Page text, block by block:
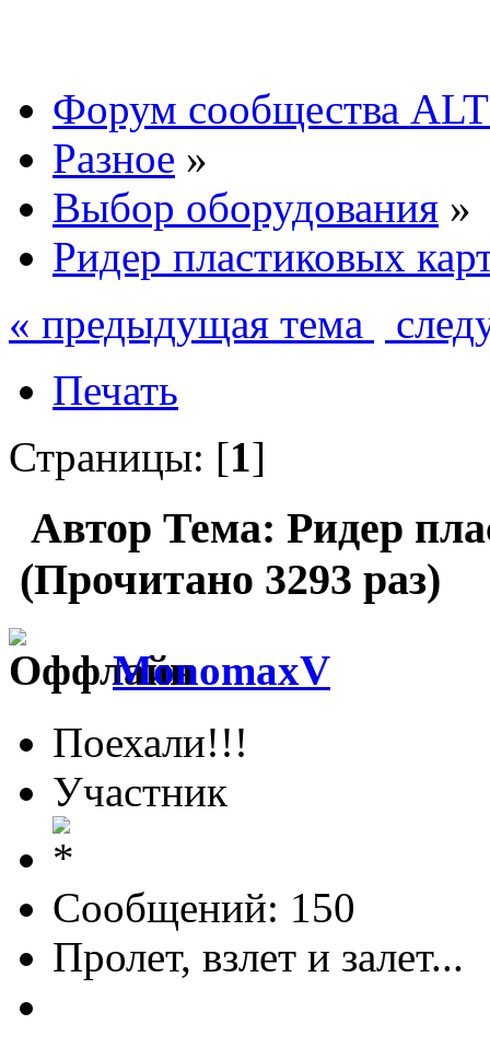
Форум сообщества
Разное »
Выбор оборудования »
Ридер пластиковых
« предыдущая тема
Печать
Страницы: [1]
Автор Тема: Ридер
(Прочитано 3293 раз)
MonomaxV
Поехали!!!
Участник
Сообщений: 150
Пролет, взлет и залет...